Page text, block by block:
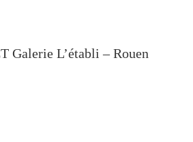
Galerie L’établi – Rouen